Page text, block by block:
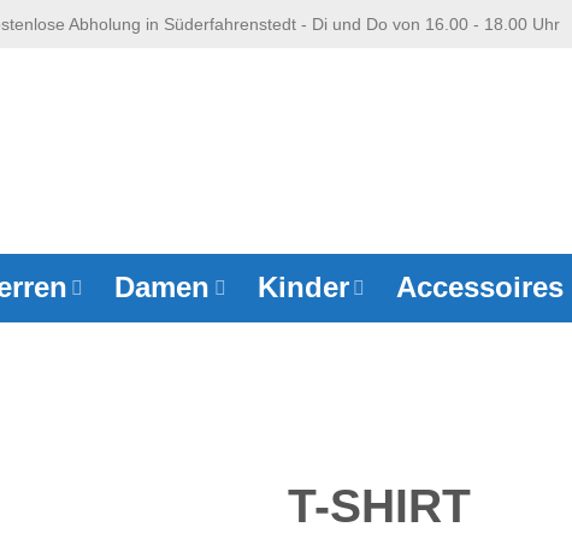
Abholung in Süderfahrenstedt - Di und Do von 16.00 - 18.00 Uhr
Damen Kinder Accessoires
T-SHIRT